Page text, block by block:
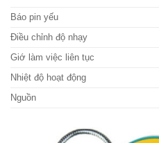
Báo pin yếu
Điều chỉnh độ nhạy
Giớ làm việc liên tục
Nhiệt độ hoạt động
Nguồn